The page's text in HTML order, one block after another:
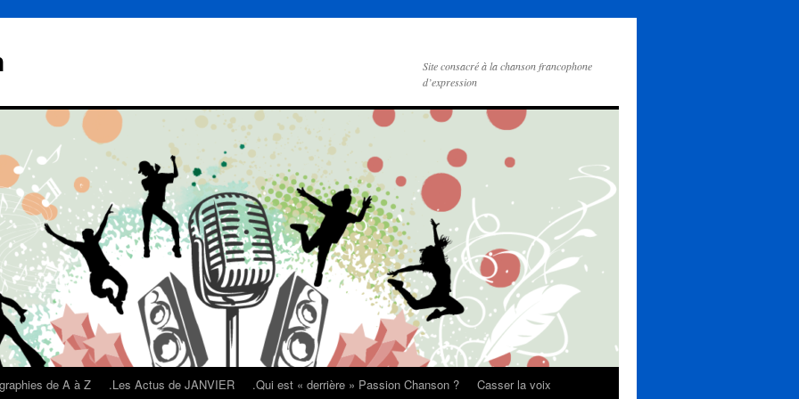
Site consacré à la chanson francophone
d’expression
de A à Z .Les Actus de JANVIER .Qui est « derrière » Passion Chanson ?
Casser la voix